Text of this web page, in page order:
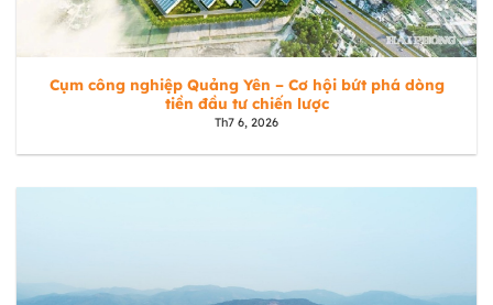
Cụm công nghiệp Quảng Yên – Cơ hội bứt phá dòng
tiền đầu tư chiến lược
Th7 6, 2026